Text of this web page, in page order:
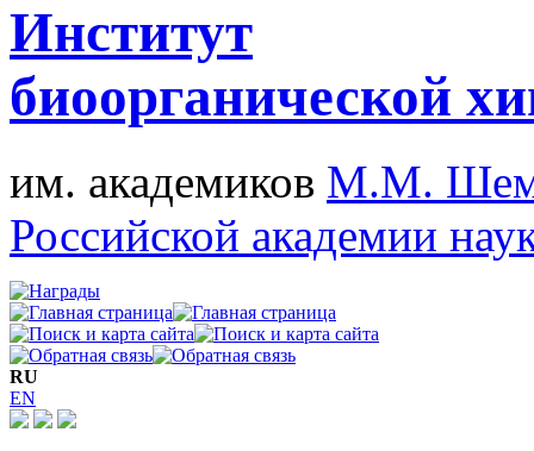
Институт
биоорганической
им. академиков М.М.
Российской академии
RU
EN